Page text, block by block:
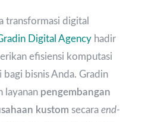
transformasi digital
Digital Agency hadir
efisiensi komputasi
bisnis Anda. Gradin
layanan pengembangan
kustom secara end-